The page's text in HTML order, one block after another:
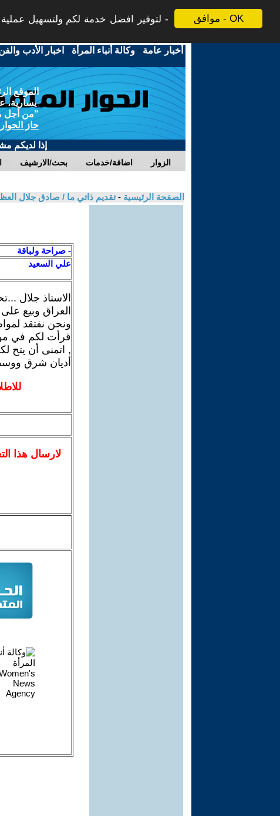
موافق - OK
لتوفير افضل خدمة لكم ولتسهيل
أخبار عامة -وكالة أنباء المرأة - اخبار الأدب
الموقع
يسارية،
"من أجل
حاز
إذا لديكم
بحث/الارشيف اضافة/خدمات الزوار
الصفحة الرئيسية -تقديم ذاتي ما / صادق جلال
- صراحة ولباقة
علي السعيد
الاستاذ جلال
العراق وبيع
ونحن نفتقد
قرأت لكم في
, اتمنى أن يتح
أديان شرق
لارسالهذا